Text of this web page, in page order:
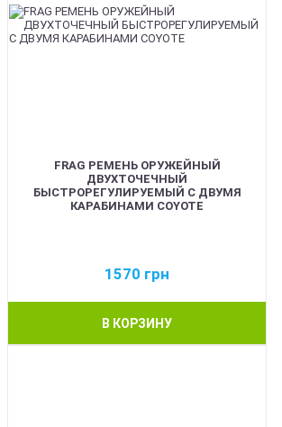
FRAG РЕМЕНЬ ОРУЖЕЙНЫЙ
ДВУХТОЧЕЧНЫЙ
БЫСТРОРЕГУЛИРУЕМЫЙ С ДВУМЯ
КАРАБИНАМИ COYOTE
1570 грн
В КОРЗИНУ